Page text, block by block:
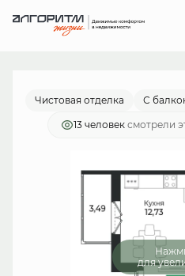
1-комнатная
от 22 009 руб./мес.
Чистовая отделка С
13 человек смотрели
для